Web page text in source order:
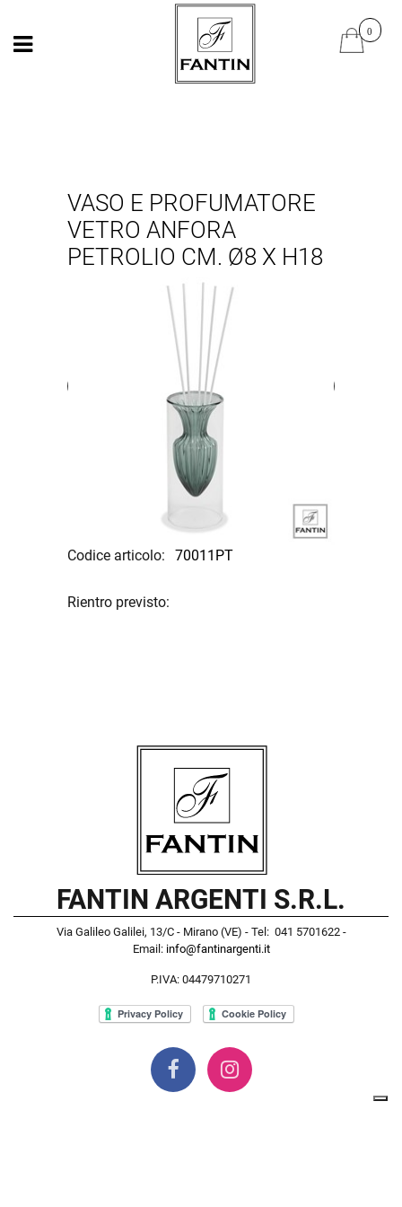
Open Open
VASO E PROFUMATORE
VETRO ANFORA
PETROLIO CM. Ø8 X H18
Codice articolo: 70011PT
Rientro previsto:
FANTIN ARGENTI S.R.L.
Via Galileo Galilei, 13/C - Mirano (VE) - Tel: 041 5701622 -
Email: info@fantinargenti.it
P.IVA: 04479710271